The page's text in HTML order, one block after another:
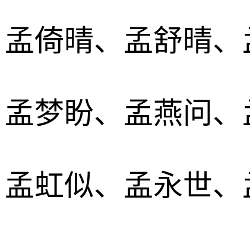
孟倚晴、孟舒晴
孟梦盼、孟燕问
孟虹似、孟永世